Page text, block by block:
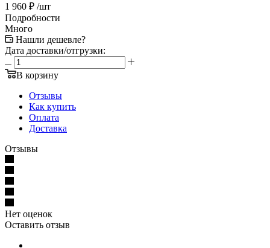
1 960 ₽ /шт
Подробности
Много
Нашли дешевле?
Дата доставки/отгрузки:
В корзину
Отзывы
Как купить
Оплата
Доставка
Отзывы
Нет оценок
Оставить отзыв